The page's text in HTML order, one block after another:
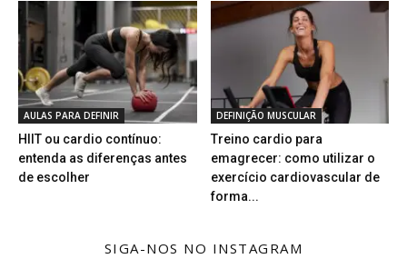
AULAS PARA DEFINIR
HIIT ou cardio contínuo:
entenda as diferenças antes
de escolher
DEFINIÇÃO MUSCULAR
Treino cardio para
emagrecer: como utilizar o
exercício cardiovascular de
forma...
SIGA-NOS NO INSTAGRAM